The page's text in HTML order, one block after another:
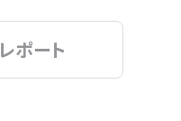
レポート